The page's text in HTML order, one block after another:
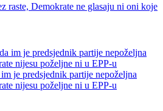
raste, Demokrate ne glasaju ni oni koje
je predsjednik partije nepoželjna
nijesu poželjne ni u EPP-u